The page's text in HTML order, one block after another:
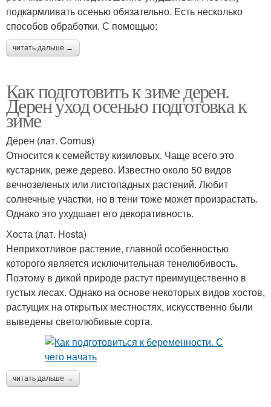
подкармливать осенью обязательно. Есть несколько
способов обработки. С помощью:
читать дальше →
Как подготовить к зиме дерен.
Дерен уход осенью подготовка к
зиме
Дёрен (лат. Cornus)
Относится к семейству кизиловых. Чаще всего это
кустарник, реже дерево. Известно около 50 видов
вечнозеленых или листопадных растений. Любит
солнечные участки, но в тени тоже может произрастать.
Однако это ухудшает его декоративность.
Хоста (лат. Hosta)
Неприхотливое растение, главной особенностью
которого является исключительная тенелюбивость.
Поэтому в дикой природе растут преимущественно в
густых лесах. Однако на основе некоторых видов хостов,
растущих на открытых местностях, искусственно были
выведены светолюбивые сорта.
читать дальше →